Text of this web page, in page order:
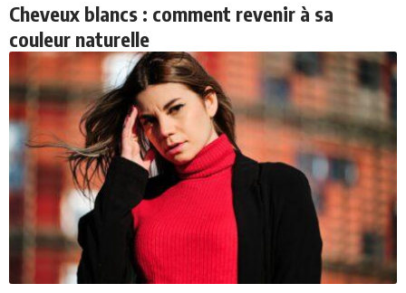
Cheveux blancs : comment revenir à sa
couleur naturelle